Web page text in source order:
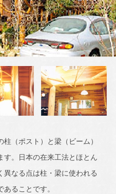
柱（ポスト）と梁（ビーム）
す。日本の在来工法とほとん
異なる点は柱・梁に使われる
ることです。